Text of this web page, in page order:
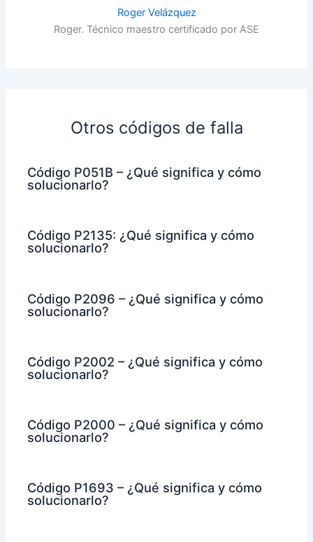
Roger Velázquez
Roger. Técnico maestro certificado por ASE
Otros códigos de falla
Código P051B – ¿Qué significa y cómo
solucionarlo?
Código P2135: ¿Qué significa y cómo
solucionarlo?
Código P2096 – ¿Qué significa y cómo
solucionarlo?
Código P2002 – ¿Qué significa y cómo
solucionarlo?
Código P2000 – ¿Qué significa y cómo
solucionarlo?
Código P1693 – ¿Qué significa y cómo
solucionarlo?